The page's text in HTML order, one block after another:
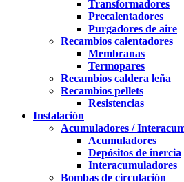
Transformadores
Precalentadores
Purgadores de aire
Recambios calentadores
Membranas
Termopares
Recambios caldera leña
Recambios pellets
Resistencias
Instalación
Acumuladores /
Acumuladores
Depósitos de inercia
Interacumuladores
Bombas de circulación